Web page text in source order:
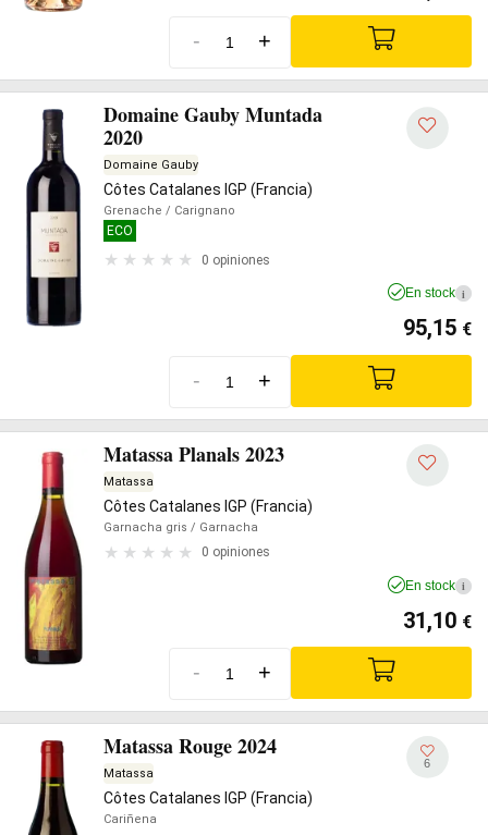
- +
Domaine Gauby Muntada
2020
Domaine Gauby
Côtes Catalanes IGP (Francia)
Grenache / Carignano
ECO
0 opiniones
En stock i
95,15 €
- +
Matassa Planals 2023
Matassa
Côtes Catalanes IGP (Francia)
Garnacha gris / Garnacha
0 opiniones
En stock i
31,10 €
- +
Matassa Rouge 2024
Matassa
Côtes Catalanes IGP (Francia)
Cariñena
6